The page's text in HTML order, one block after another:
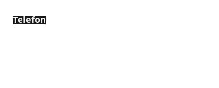
Telefon